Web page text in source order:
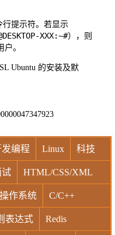
行提示符。若显示
XXX:~#），则
户。
Ubuntu 的安装及默
编程 Linux 科技
试 HTML/CSS/XML
操作系统 C/C++
表达式 Redis